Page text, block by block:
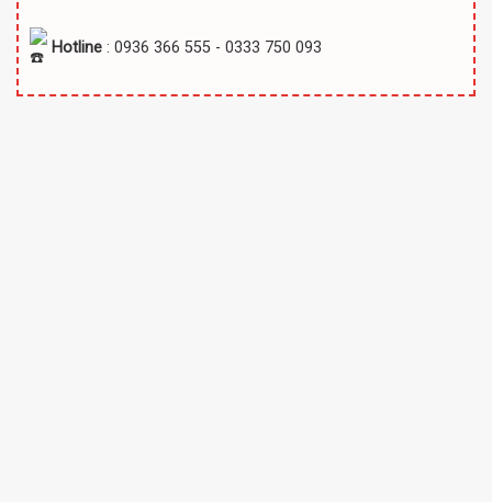
Hotline : 0936 366 555 - 0333 750 093